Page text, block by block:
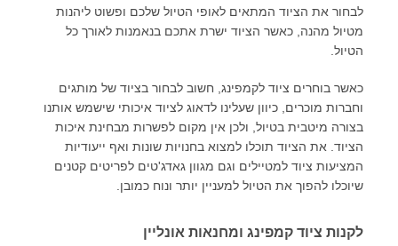
לבחור את הציוד המתאים לאופי הטיול שלכם ופשוט ליהנות
מטיול מהנה, כאשר הציוד ישרת אתכם בנאמנות לאורך כל
הטיול.
כאשר בוחרים ציוד לקמפינג, חשוב לבחור בציוד של מותגים
וחברות מוכרים, כיוון שעלינו לדאוג לציוד איכותי שישמש אותנו
בצורה מיטבית בטיול, ולכן אין מקום לפשרות מבחינת איכות
הציוד. את הציוד תוכלו למצוא בחנויות שונות ואף ייעודיות
המציעות ציוד למטיילים וגם מגוון גאדג'טים לפריטים קטנים
שיוכלו להפוך את הטיול למעניין יותר ונוח כמובן.
לקנות ציוד קמפינג ומחנאות אונליין